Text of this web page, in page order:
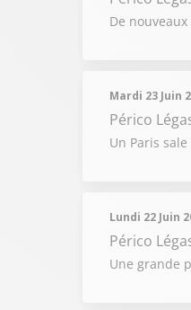
De
Mardi 23 Juin
Périco
Un Paris
Lundi 22 Juin
Périco
Une grande